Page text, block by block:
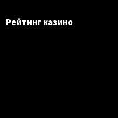
Рейтинг казино